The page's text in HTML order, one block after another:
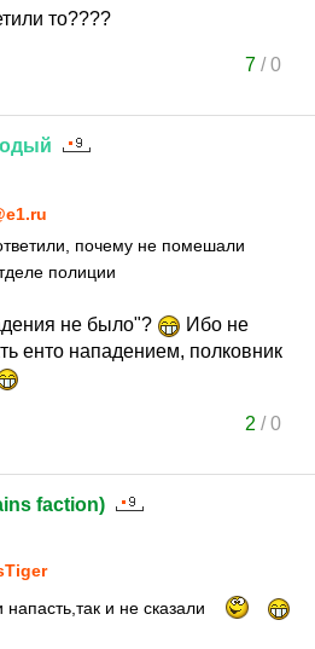
то????
7/0
почему не помешали
полиции
не было"?
Ибо не
енто нападением, полковник
2 /0
faction)
и не сказали